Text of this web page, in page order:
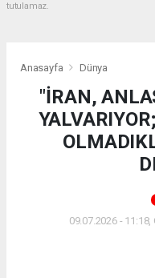
tutulamaz.
Anasayfa Dünya
"İRAN,
09.07.2026 -